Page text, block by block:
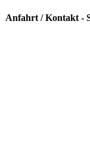
Anfahrt / Kontakt -